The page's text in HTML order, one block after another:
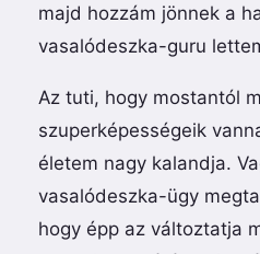
majd hozzám jönnek a
vasalódeszka-guru
Az tuti, hogy mostantól
szuperképességeik
életem nagy kalandja.
vasalódeszka-ügy
hogy épp az változtatja